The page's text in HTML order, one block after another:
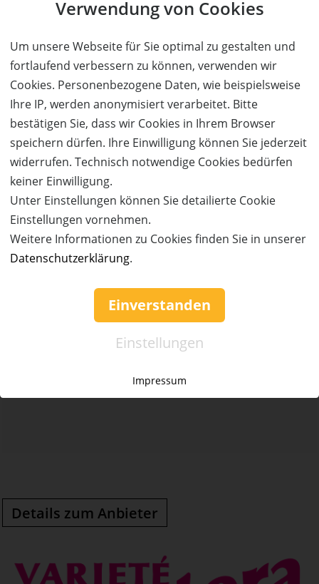
Verwendung von Cookies
Um unsere Webseite für Sie optimal zu gestalten und
fortlaufend verbessern zu können, verwenden wir
Cookies. Personenbezogene Daten, wie beispielsweise
Ihre IP, werden anonymisiert verarbeitet. Bitte
bestätigen Sie, dass wir Cookies in Ihrem Browser
speichern dürfen. Ihre Einwilligung können Sie jederzeit
widerrufen. Technisch notwendige Cookies bedürfen
keiner Einwilligung.
Unter Einstellungen können Sie detailierte Cookie
Einstellungen vornehmen.
Weitere Informationen zu Cookies finden Sie in unserer
Datenschutzerklärung.
Einverstanden
Einstellungen
Impressum
Jana Vogel Luftring
Nacho Ricci Vertikalseil
Sage Macaggi Hut-Jonglage
Gwenadou Hula Hoop
Tim Becker, bekannt aus unserer Show „Mit Herz und
Bauch!“, steht für virtuose Bauchrednerkunst, famose
Puppencharaktere und mitreißende Comedy! Man
kennt ihn außerdem aus TV-Formaten wie „Night
Wash“ und den „RTL-Puppenstars“. Freuen Sie sich auf
Puppencomedy aus einer Welt voll schräger Typen,
humorvoller Nervensägen und durchgeknallter
Gedanken zusammen mit einem spektakulären
Artistenensemble.
Sammy Tavalis
Details zum Anbieter